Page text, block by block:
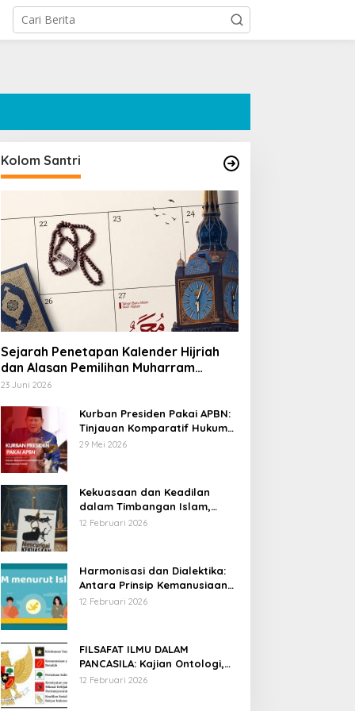
Kolom Santri
Sejarah Penetapan Kalender Hijriah
dan Alasan Pemilihan Muharram
sebagai Awal Tahun
23 Juni 2026
Kurban Presiden Pakai APBN:
Tinjauan Komparatif Hukum
Islam dan Positif Negara
29 Mei 2026
Kekuasaan dan Keadilan
dalam Timbangan Islam,
Membaca Mencurigai
12 Februari 2026
Harmonisasi dan Dialektika:
Antara Prinsip Kemanusiaan
Islam dan Hak Asasi Manusia
12 Februari 2026
FILSAFAT ILMU DALAM
PANCASILA: Kajian Ontologi,
Epistemologi, dan Aksiologi
12 Februari 2026